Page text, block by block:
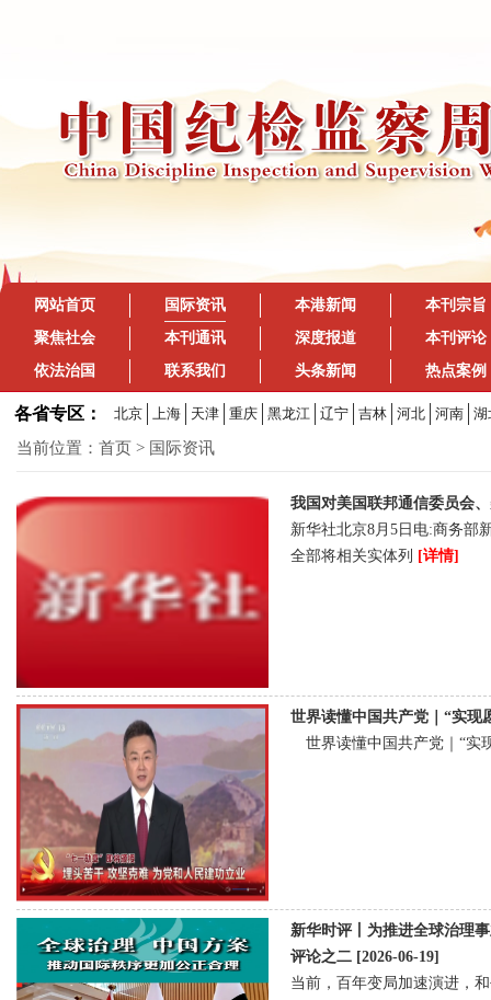
网站首页 国际资讯 本港新闻
本刊宗旨
聚焦社会
本刊通讯 深度报道
本刊评论
依法治国
联系我们 头条新闻 热点案例
各省专区： 北京 上海 天津 重庆 黑龙江 辽宁 吉林 河北 河南 湖
当前位置： 首页 > 国际资讯
我国对美国联邦通信委员会
新华社北京8月5日电:商务部
全部将相关实体列 [详情]
世界读懂中国共产党｜“实现
世界读懂中国共产党｜“实
新华时评丨为推进全球治理
评论之二 [2026-06-19]
当前，百年变局加速演进，